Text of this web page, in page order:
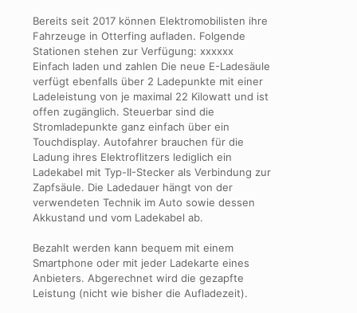
Bereits seit 2017 können Elektromobilisten ihre
Fahrzeuge in Otterfing aufladen. Folgende
Stationen stehen zur Verfügung: xxxxxx
Einfach laden und zahlen Die neue E-Ladesäule
verfügt ebenfalls über 2 Ladepunkte mit einer
Ladeleistung von je maximal 22 Kilowatt und ist
offen zugänglich. Steuerbar sind die
Stromladepunkte ganz einfach über ein
Touchdisplay. Autofahrer brauchen für die
Ladung ihres Elektroflitzers lediglich ein
Ladekabel mit Typ-II-Stecker als Verbindung zur
Zapfsäule. Die Ladedauer hängt von der
verwendeten Technik im Auto sowie dessen
Akkustand und vom Ladekabel ab.
Bezahlt werden kann bequem mit einem
Smartphone oder mit jeder Ladekarte eines
Anbieters. Abgerechnet wird die gezapfte
Leistung (nicht wie bisher die Aufladezeit).